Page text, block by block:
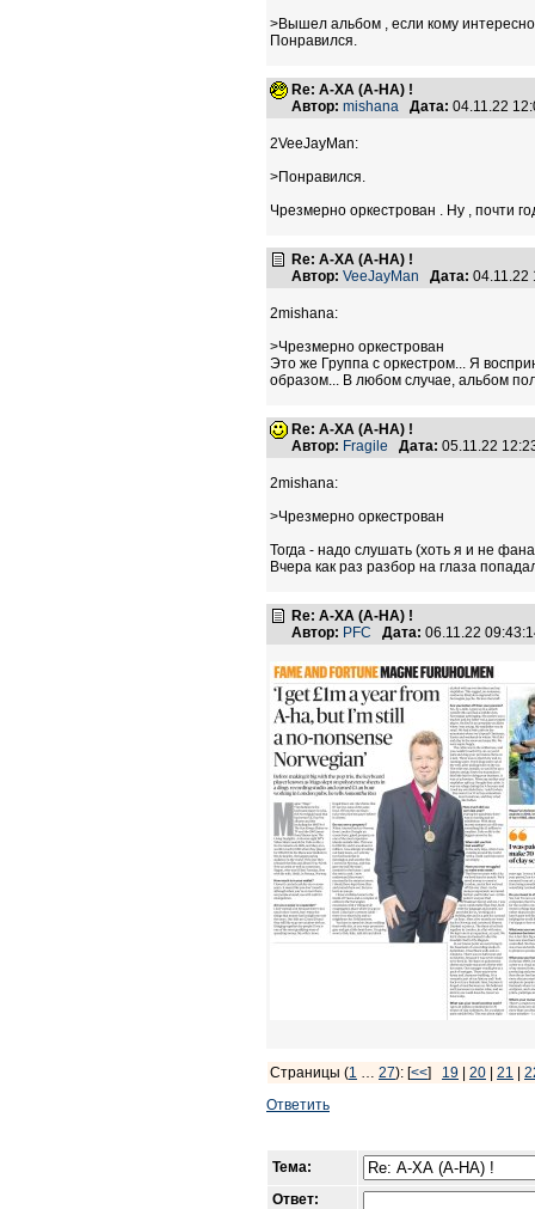
>Вышел альбом , если кому
Понравился.
Re: А-ХА (A-HA) !
Автор: mishana Дата: 04.11.22
2VeeJayMan:
>Понравился.
Чрезмерно оркестрован . Ну , почти
Re: А-ХА (A-HA) !
Автор: VeeJayMan Дата:
2mishana:
>Чрезмерно оркестрован
Это же Группа с оркестром... Я
образом... В любом случае, альбом
Re: А-ХА (A-HA) !
Автор: Fragile Дата: 05.11.22
2mishana:
>Чрезмерно оркестрован
Тогда - надо слушать (хоть я и не
Вчера как раз разбор на глаза
Re: А-ХА (A-HA) !
Автор: PFC Дата: 06.11.22
Страницы (1 … 27): [<<] 19 20 21
Ответить
Тема:
Ответ: